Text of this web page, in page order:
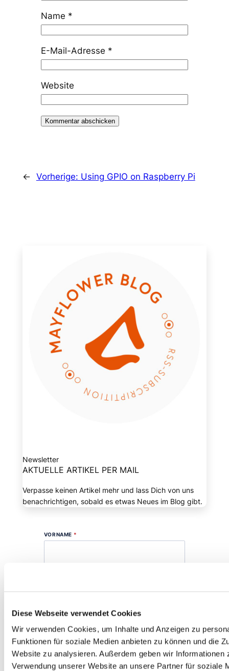
Diese Webseite verwendet Cookies
Wir verwenden Cookies, um Inhalte und Anzeigen zu
Funktionen für soziale Medien anbieten zu können und die
Website zu analysieren. Außerdem geben wir Informationen
Verwendung unserer Website an unsere Partner für soziale
Name *
E-Mail-Adresse *
Website
← Vorherige: Using GPIO on Raspberry Pi
Newsletter
AKTUELLE ARTIKEL PER MAIL
Verpasse keinen Artikel mehr und lass Dich von uns
benachrichtigen, sobald es etwas Neues im Blog gibt.
VORNAME *
Jetzt abonnieren